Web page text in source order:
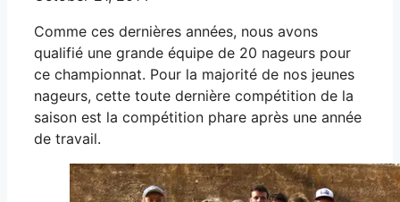
Comme ces dernières années, nous avons
qualifié une grande équipe de 20 nageurs pour
ce championnat. Pour la majorité de nos jeunes
nageurs, cette toute dernière compétition de la
saison est la compétition phare après une année
de travail.